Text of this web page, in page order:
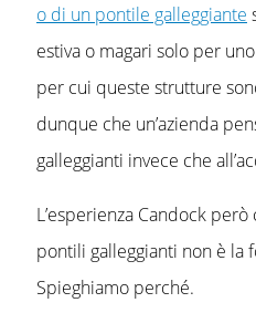
o di un pontile galleggiante
estiva o magari solo per
per cui queste strutture
dunque che un’azienda
galleggianti invece che
L’esperienza Candock
pontili galleggianti non è la
Spieghiamo perché.